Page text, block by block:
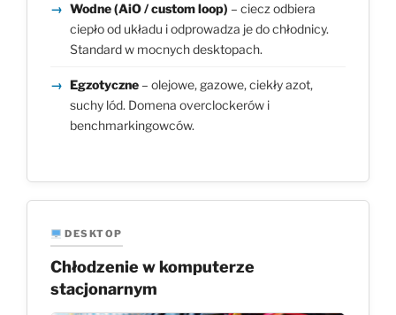
Wodne (AiO / custom loop) – ciecz odbiera
ciepło od układu i odprowadza je do chłodnicy.
Standard w mocnych desktopach.
Egzotyczne – olejowe, gazowe, ciekły azot,
suchy lód. Domena overclockerów i
benchmarkingowców.
DESKTOP
Chłodzenie w komputerze
stacjonarnym